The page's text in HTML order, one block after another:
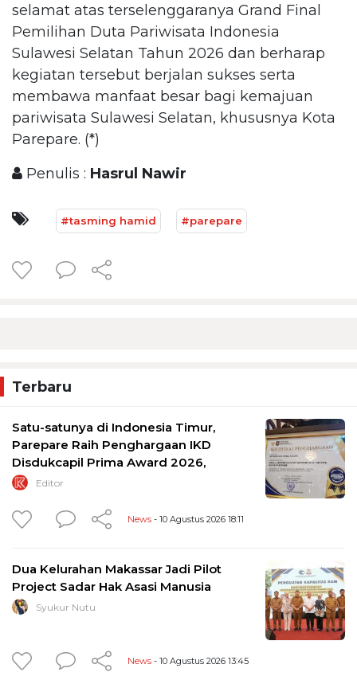
selamat atas terselenggaranya Grand Final
Pemilihan Duta Pariwisata Indonesia
Sulawesi Selatan Tahun 2026 dan berharap
kegiatan tersebut berjalan sukses serta
membawa manfaat besar bagi kemajuan
pariwisata Sulawesi Selatan, khususnya Kota
Parepare. (*)
Penulis : Hasrul Nawir
#tasming hamid #parepare
Terbaru
Satu-satunya di Indonesia Timur,
Parepare Raih Penghargaan IKD
Disdukcapil Prima Award 2026,
Editor
News - 10 Agustus 2026 18:11
Dua Kelurahan Makassar Jadi Pilot
Project Sadar Hak Asasi Manusia
Syukur Nutu
News - 10 Agustus 2026 13:45